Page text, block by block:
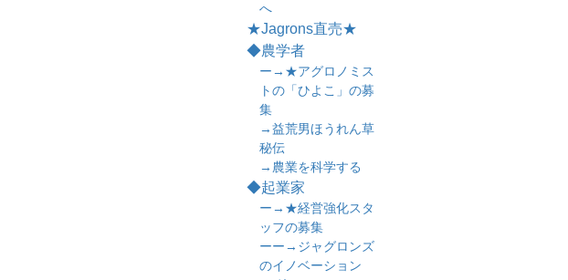
へ
★Jagrons直売★
◆農学者
ー→★アグロノミス
トの「ひよこ」の募
集
→益荒男ほうれん草
秘伝
→農業を科学する
◆起業家
ー→★経営強化スタ
ッフの募集
ーー→ジャグロンズ
のイノベーション